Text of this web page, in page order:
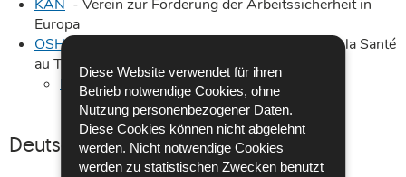
Diese Website verwendet für ihren
Betrieb notwendige Cookies, ohne
Nutzung personenbezogener Daten.
Diese Cookies können nicht abgelehnt
werden. Nicht notwendige Cookies
werden zu statistischen Zwecken benutzt
KAN - Verein zur Förderung der Arbeitssicherheit in
Europa
OSHA
- Agence Européenne pour la Sécurité et la Santé
au Travail
Praktische Tools zu gefährlichen Stoffen
Deutschland